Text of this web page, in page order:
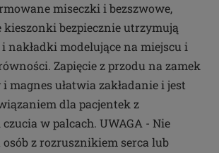
miseczki i bezszwowe,
bezpiecznie utrzymują
nakładki modelujące na miejscu i
Zapięcie z przodu na zamek
magnes ułatwia zakładanie i jest
dla pacjentek z
w palcach. UWAGA - Nie
osób z rozrusznikiem serca lub